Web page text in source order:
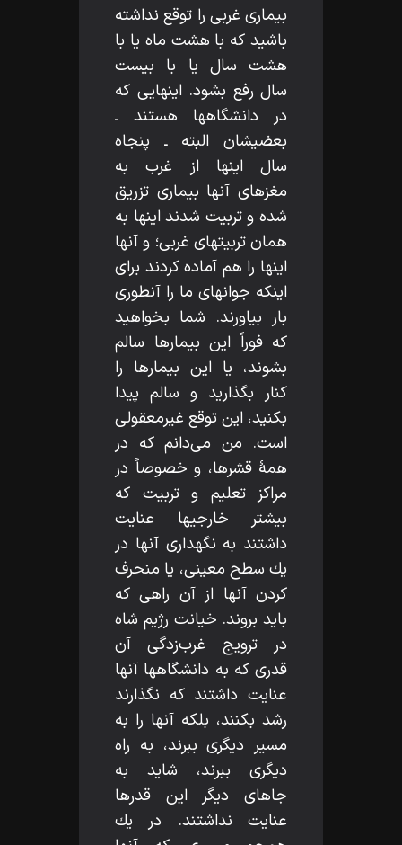
بيمارى غربى را توقع نداشته
باشيد كه با هشت ماه يا با
هشت سال يا با بيست
سال رفع بشود. اينهايى كه
در دانشگاهها هستند ـ
بعضيشان البته ـ پنجاه
سال اينها از غرب به
مغزهاى آنها بيمارى تزريق
شده و تربيت شدند اينها به
همان تربيتهاى غربى؛ و آنها
اينها را هم آماده كردند براى
اينكه جوانهاى ما را آنطورى
بار بياورند. شما بخواهيد
كه فوراً اين بيمارها سالم
بشوند، يا اين بيمارها را
كنار بگذاريد و سالم پيدا
بكنيد، اين توقع غيرمعقولى
است. من مى‌دانم كه در
همۀ قشرها، و خصوصاً در
مراكز تعليم و تربيت كه
بيشتر خارجيها عنايت
داشتند به نگهدارى آنها در
يك سطح معينى، يا منحرف
كردن آنها از آن راهى كه
بايد بروند. خيانت رژيم شاه
در ترويج غرب‌زدگى آن
قدرى كه به دانشگاهها آنها
عنايت داشتند كه نگذارند
رشد بكنند، بلكه آنها را به
مسير ديگرى ببرند، به راه
ديگرى ببرند، شايد به
جاهاى ديگر اين قدرها
عنايت نداشتند. در يك